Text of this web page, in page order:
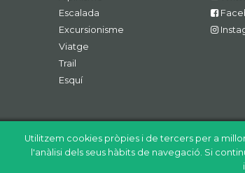
Utilitzem cookies pròpies i de tercers per a
l'anàlisi dels seus hàbits de navegació. Si
Escalada
Excursionisme
Viatge
Trail
Esquí